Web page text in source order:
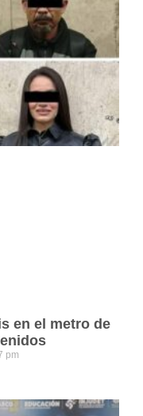
en el metro de
pm